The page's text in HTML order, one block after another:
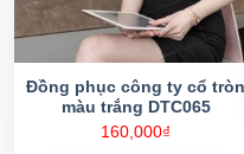
Đồng phục công ty cổ tròn
màu trắng DTC065
160,000₫